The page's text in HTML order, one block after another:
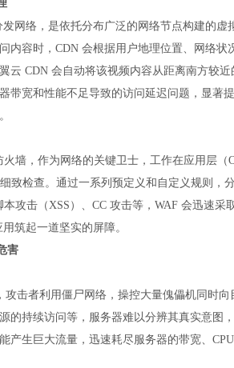
发网络，是依托分布广泛的网络节点构建的
内容时，CDN 会根据用户地理位置、网络
云 CDN 会自动将该视频内容从距离南方较
带宽和性能不足导致的访问延迟问题，显著
火墙，作为网络的关键卫士，工作在应用层
致检查。通过一系列预定义和自定义规则
本攻击（XSS）、CC 攻击等，WAF 会迅速
筑起一道坚实的屏障。
害
攻击者利用僵尸网络，操控大量傀儡机同时
的持续访问等，服务器难以分辨其真实意图
产生巨大流量，迅速耗尽服务器的带宽、